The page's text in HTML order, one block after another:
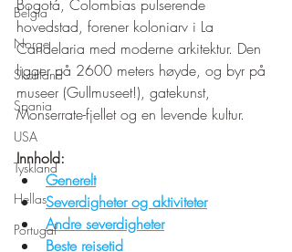
Belgia
Norge
Skottland
Spania
USA
Tyskland
Hellas
Portugal
Bogotá, Colombias pulserende
hovedstad, forener koloniarv i La
Candelaria med moderne arkitektur. Den
ligger på 2600 meters høyde, og byr på
museer (Gullmuseet!), gatekunst,
Monserrate-fjellet og en levende kultur.
Innhold:
Generelt
Severdigheter og aktiviteter
Andre severdigheter
Beste reisetid